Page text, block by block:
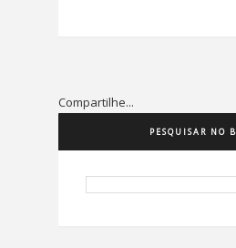
Compartilhe...
PESQUISAR NO